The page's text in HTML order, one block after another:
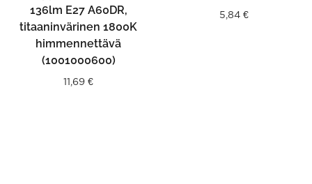
136lm E27 A60DR,
titaaninvärinen 1800K
himmennettävä
(1001000600)
11,69 €
5,84 €